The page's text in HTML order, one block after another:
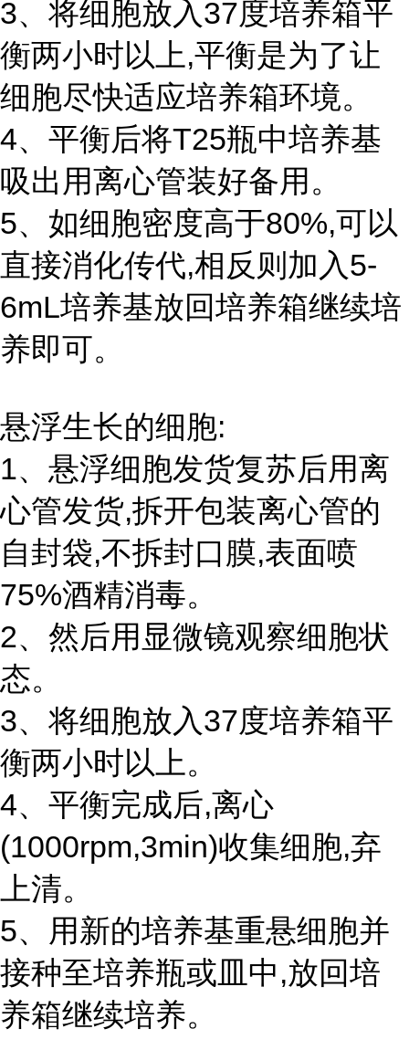
3、将细胞放入37度培养箱平
衡两小时以上,平衡是为了让
细胞尽快适应培养箱环境。
4、平衡后将T25瓶中培养基
吸出用离心管装好备用。
5、如细胞密度高于80%,可以
直接消化传代,相反则加入5-
6mL培养基放回培养箱继续培
养即可。
悬浮生长的细胞:
1、悬浮细胞发货复苏后用离
心管发货,拆开包装离心管的
自封袋,不拆封口膜,表面喷
75%酒精消毒。
2、然后用显微镜观察细胞状
态。
3、将细胞放入37度培养箱平
衡两小时以上。
4、平衡完成后,离心
(1000rpm,3min)收集细胞,弃
上清。
5、用新的培养基重悬细胞并
接种至培养瓶或皿中,放回培
养箱继续培养。